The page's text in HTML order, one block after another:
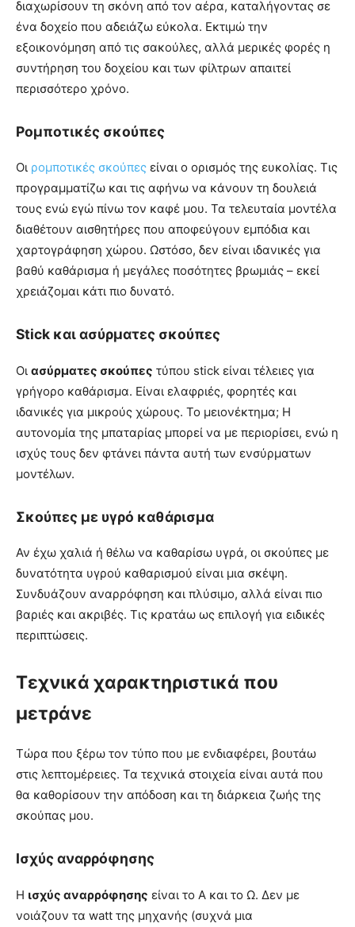
διαχωρίσουν τη σκόνη από τον αέρα, καταλήγοντας σε
ένα δοχείο που αδειάζω εύκολα. Εκτιμώ την
εξοικονόμηση από τις σακούλες, αλλά μερικές φορές η
συντήρηση του δοχείου και των φίλτρων απαιτεί
περισσότερο χρόνο.
Ρομποτικές σκούπες
Οι ρομποτικές σκούπες είναι ο ορισμός της ευκολίας. Τις
προγραμματίζω και τις αφήνω να κάνουν τη δουλειά
τους ενώ εγώ πίνω τον καφέ μου. Τα τελευταία μοντέλα
διαθέτουν αισθητήρες που αποφεύγουν εμπόδια και
χαρτογράφηση χώρου. Ωστόσο, δεν είναι ιδανικές για
βαθύ καθάρισμα ή μεγάλες ποσότητες βρωμιάς – εκεί
χρειάζομαι κάτι πιο δυνατό.
Stick και ασύρματες σκούπες
Οι ασύρματες σκούπες τύπου stick είναι τέλειες για
γρήγορο καθάρισμα. Είναι ελαφριές, φορητές και
ιδανικές για μικρούς χώρους. Το μειονέκτημα; Η
αυτονομία της μπαταρίας μπορεί να με περιορίσει, ενώ η
ισχύς τους δεν φτάνει πάντα αυτή των ενσύρματων
μοντέλων.
Σκούπες με υγρό καθάρισμα
Αν έχω χαλιά ή θέλω να καθαρίσω υγρά, οι σκούπες με
δυνατότητα υγρού καθαρισμού είναι μια σκέψη.
Συνδυάζουν αναρρόφηση και πλύσιμο, αλλά είναι πιο
βαριές και ακριβές. Τις κρατάω ως επιλογή για ειδικές
περιπτώσεις.
Τεχνικά χαρακτηριστικά που
μετράνε
Τώρα που ξέρω τον τύπο που με ενδιαφέρει, βουτάω
στις λεπτομέρειες. Τα τεχνικά στοιχεία είναι αυτά που
θα καθορίσουν την απόδοση και τη διάρκεια ζωής της
σκούπας μου.
Ισχύς αναρρόφησης
Η ισχύς αναρρόφησης είναι το Α και το Ω. Δεν με
νοιάζουν τα watt της μηχανής (συχνά μια